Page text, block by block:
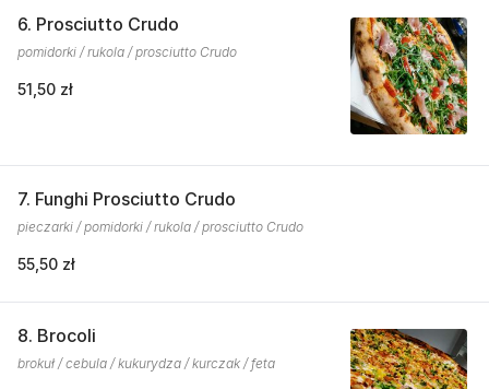
6. Prosciutto Crudo
pomidorki / rukola / prosciutto Crudo
51,50 zł
7. Funghi Prosciutto Crudo
pieczarki / pomidorki / rukola / prosciutto Crudo
55,50 zł
8. Brocoli
brokuł / cebula / kukurydza / kurczak / feta